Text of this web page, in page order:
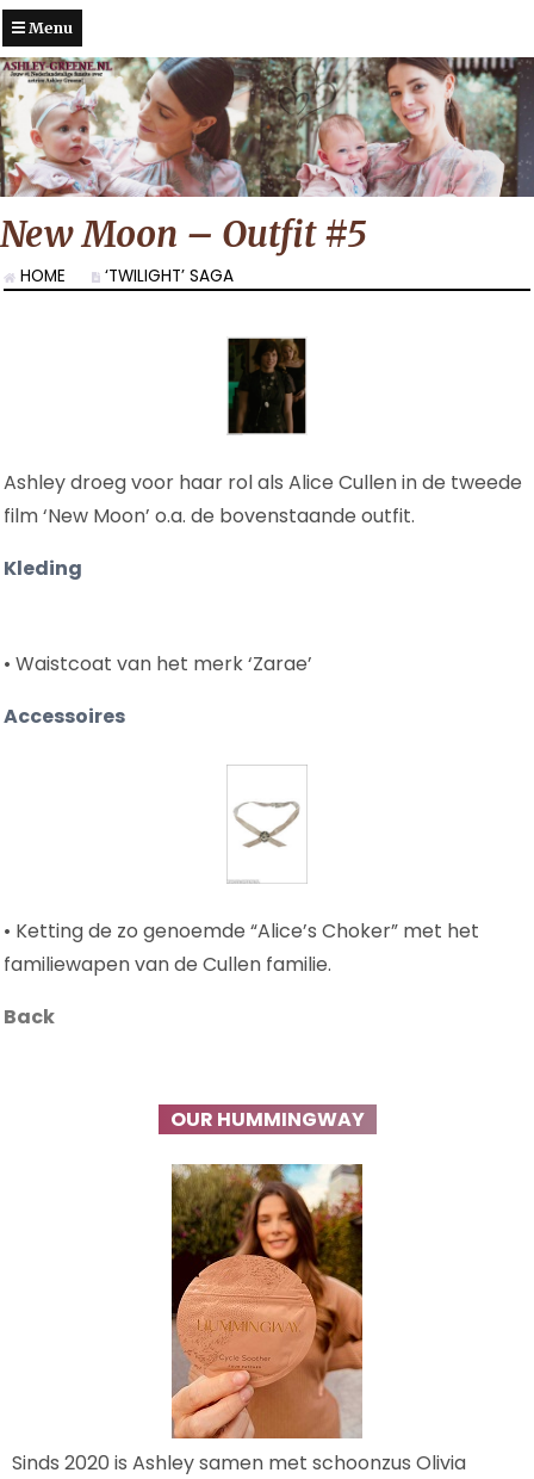
Menu
New Moon – Outfit #5
HOME ‘TWILIGHT’ SAGA
Ashley droeg voor haar rol als Alice Cullen in de tweede
film ‘New Moon’ o.a. de bovenstaande outfit.
Kleding
• Waistcoat van het merk ‘Zarae’
Accessoires
• Ketting de zo genoemde “Alice’s Choker” met het
familiewapen van de Cullen familie.
Back
OUR HUMMINGWAY
Sinds 2020 is Ashley samen met schoonzus Olivia